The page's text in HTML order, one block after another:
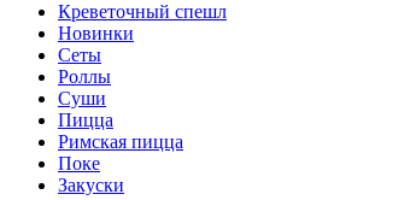
Креветочный спешл
Новинки
Сеты
Роллы
Суши
Пицца
Римская пицца
Поке
Закуски